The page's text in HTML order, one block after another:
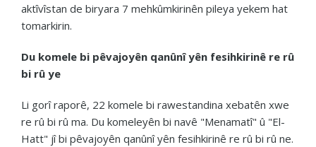
aktîvîstan de biryara 7 mehkûmkirinên pileya yekem hat
tomarkirin.
Du komele bi pêvajoyên qanûnî yên fesihkirinê re rû
bi rû ye
Li gorî raporê, 22 komele bi rawestandina xebatên xwe
re rû bi rû ma. Du komeleyên bi navê "Menamatî" û "El-
Hatt" jî bi pêvajoyên qanûnî yên fesihkirinê re rû bi rû ne.